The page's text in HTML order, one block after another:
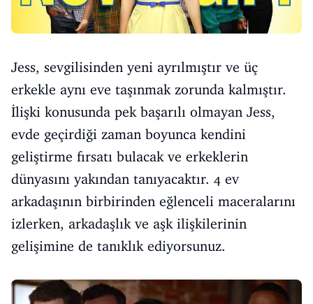
Jess, sevgilisinden yeni ayrılmıştır ve üç
erkekle aynı eve taşınmak zorunda kalmıştır.
İlişki konusunda pek başarılı olmayan Jess,
evde geçirdiği zaman boyunca kendini
geliştirme fırsatı bulacak ve erkeklerin
dünyasını yakından tanıyacaktır. 4 ev
arkadaşının birbirinden eğlenceli maceralarını
izlerken, arkadaşlık ve aşk ilişkilerinin
gelişimine de tanıklık ediyorsunuz.